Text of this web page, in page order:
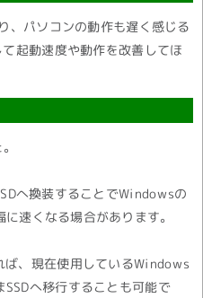
、パソコンの動作も遅く感じる
起動速度や動作を改善してほ
へ換装することでWindowsの
速くなる場合があります。
ば、現在使用しているWindows
へ移行することも可能で